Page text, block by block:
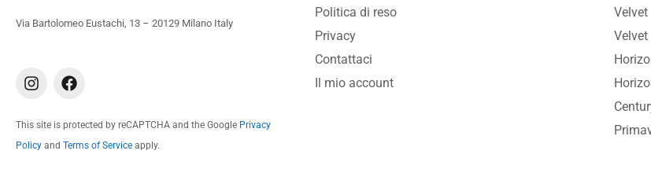
Via Bartolomeo Eustachi, 13 – 20129 Milano Italy
I
n
t
a
g
F
a
e
b
o
This site is protected by reCAPTCHA and the Google Privacy
Policy and Terms of Service apply.
Politica di reso
Privacy
Contattaci
Il mio account
Velvet